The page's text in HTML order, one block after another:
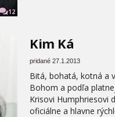
12
Kim Ká
pridané 27.1.2013
Bitá, bohatá, kotná a
Bohom a podľa
Krisovi Humphriesovi
oficiálne a hlavne